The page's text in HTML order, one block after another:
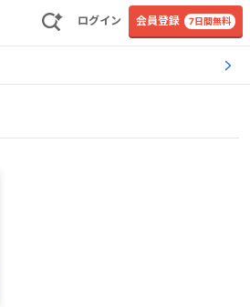
ログイン 会員登録 7日間無料